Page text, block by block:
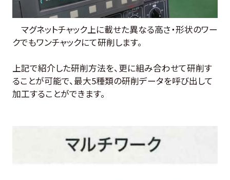
マグネットチャック上に載せた異なる高さ・形状のワー
クでもワンチャックにて研削します。
上記で紹介した研削方法を、更に組み合わせて研削す
ることが可能で、最大5種類の研削データを呼び出して
加工することができます。